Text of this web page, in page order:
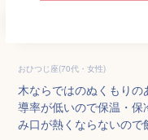
おひつじ座(70代・女性)
木ならではのぬくもり
導率が低いので保温・
み口が熱くならないので